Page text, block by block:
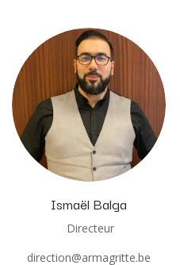
Ismaël Balga
Directeur
direction@armagritte.be